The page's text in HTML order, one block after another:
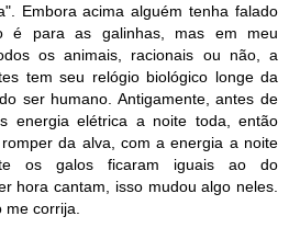
Embora acima alguém tenha falado
é para as galinhas, mas em meu
os animais, racionais ou não, a
tem seu relógio biológico longe da
ser humano. Antigamente, antes de
energia elétrica a noite toda, então
da alva, com a energia a noite
os galos ficaram iguais ao do
hora cantam, isso mudou algo neles.
corrija.